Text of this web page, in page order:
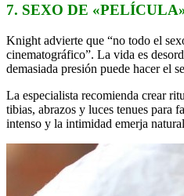
7. SEXO DE
Knight advierte que “no todo el
cinematográfico”. La vida es
demasiada presión puede hacer el
La especialista recomienda crear
tibias, abrazos y luces tenues para
intenso y la intimidad emerja